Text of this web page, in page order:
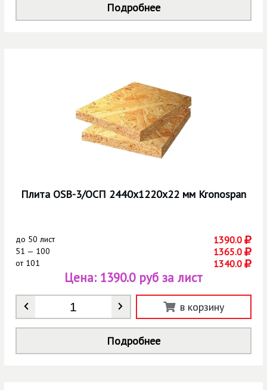
Подробнее
Плита OSB-3/ОСП 2440х1220х22 мм Kronospan
до 50 лист 1390.0
51 — 100 1365.0
от101 1340.0
Количество
Цена: 1390.0 руб за лист
в корзину
Подробнее